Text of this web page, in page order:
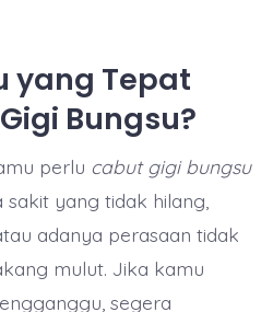
yang Tepat
Bungsu?
perlu cabut gigi bungsu
yang tidak hilang,
adanya perasaan tidak
mulut. Jika kamu
segera